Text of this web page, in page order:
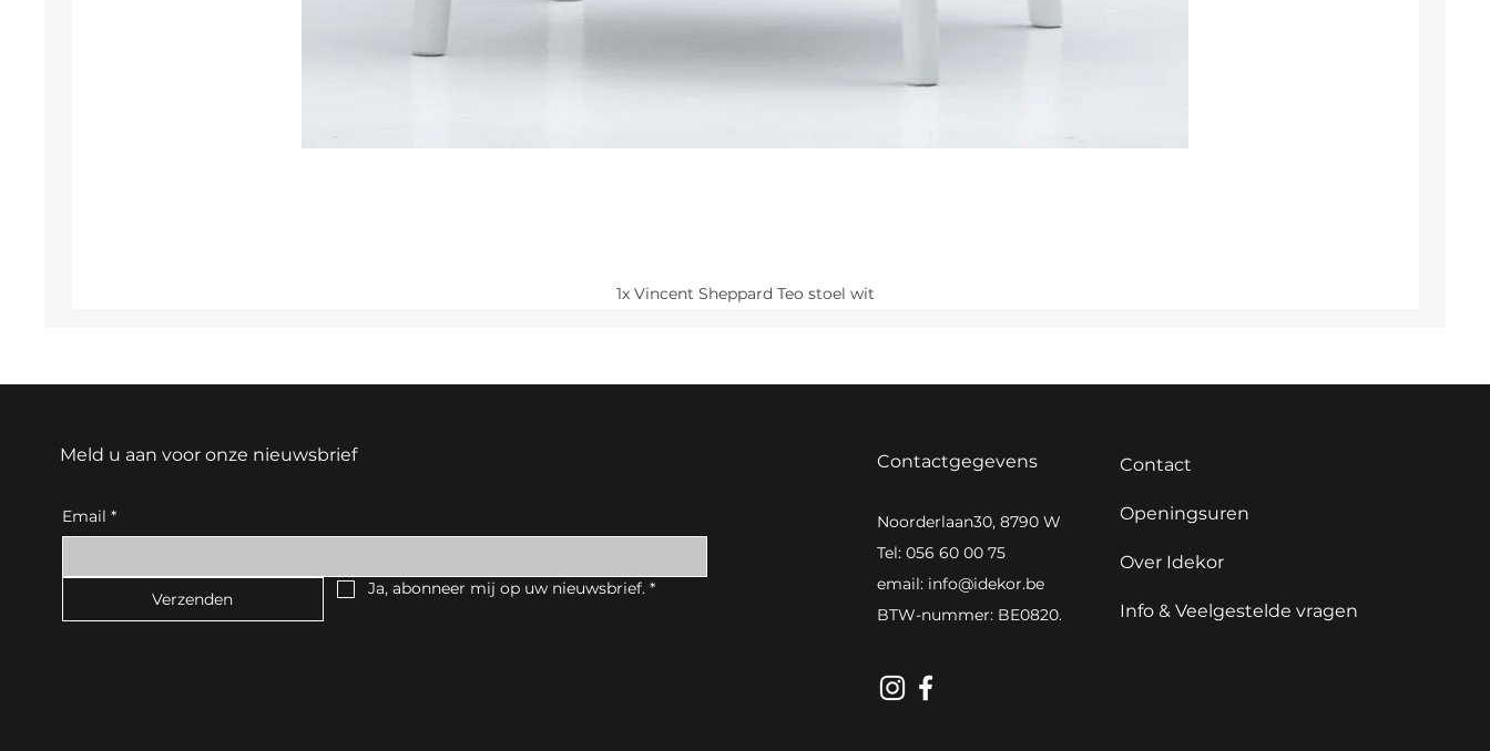
1x Vincent Sheppard Teo stoel wit
Meld u aan voor onze nieuwsbrief
Email *
Verzenden
Ja, abonneer mij op uw nieuwsbrief. *
Contactgegevens
Noorderlaan30, 8790 Waregem
Tel: 056 60 00 75
email: info@idekor.be
BTW-nummer: BE0820.982.066
Contact
Openingsuren
Over Idekor
Info & Veelgestelde vragen